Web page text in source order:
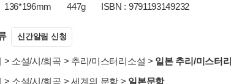
136*196mm 447g ISBN : 9791193149232
신간알림 신청
> 소설/시/희곡 > 추리/미스터리소설 > 일본 추리/미스터
> 소설/시/희곡 > 세계의 문학 > 일본문학